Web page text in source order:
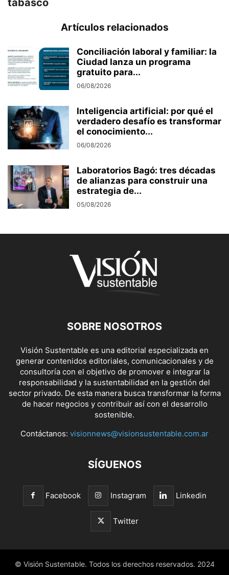
tabasco
Artículos relacionados
Conciliación laboral y familiar: la
Ciudad lanza un programa
gratuito para...
06/08/2026
Inteligencia artificial: por qué el
verdadero desafío es transformar
el conocimiento...
06/08/2026
Laboratorios Bagó: tres décadas
de alianzas para construir una
estrategia de...
05/08/2026
SOBRE NOSOTROS
Visión Sustentable es una editorial especializada en
generar contenidos editoriales, comunicacionales y de
consultoría con el objetivo de promover e integrar la
responsabilidad y la sustentabilidad en la gestión del
sector privado. De esta manera busca transformar la forma
de hacer negocios y contribuir así con el desarrollo
sostenible.
Contáctanos: visionnews@visionsustentable.com.ar
SÍGUENOS
Facebook Instagram Linkedin
Twitter
© Visión Sustentable. Todos los derechos reservados. 2024